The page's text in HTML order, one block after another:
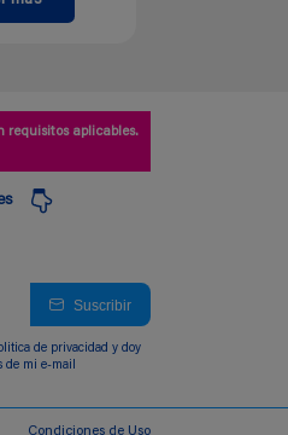
requisitos aplicables.
Suscribir
de privacidad y doy
de mi e-mail
Condiciones de Uso